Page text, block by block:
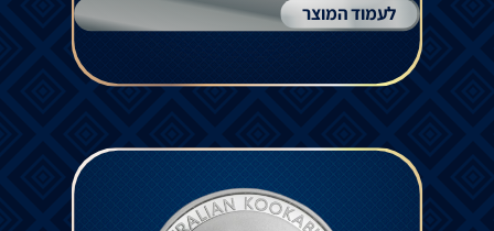
לעמוד המוצר